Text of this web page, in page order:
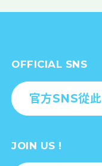
OFFICIAL SNS
官方SNS從此
JOIN US !